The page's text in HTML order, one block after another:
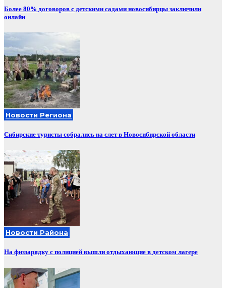
Более 80% договоров с детскими садами новосибирцы заключили
онлайн
Новости Региона
Сибирские туристы собрались на слет в Новосибирской области
Новости Района
На физзарядку с полицией вышли отдыхающие в детском лагере